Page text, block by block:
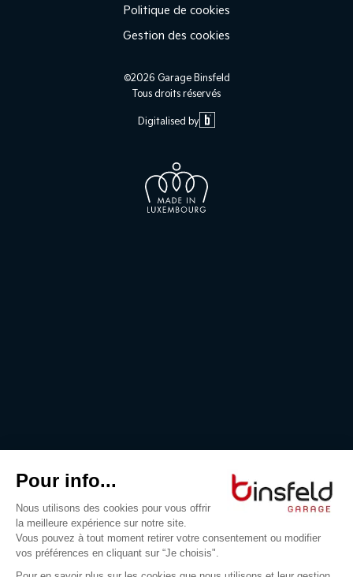
Politique de cookies
Gestion des cookies
©2026 Garage Binsfeld
Tous droits réservés
Digitalised by